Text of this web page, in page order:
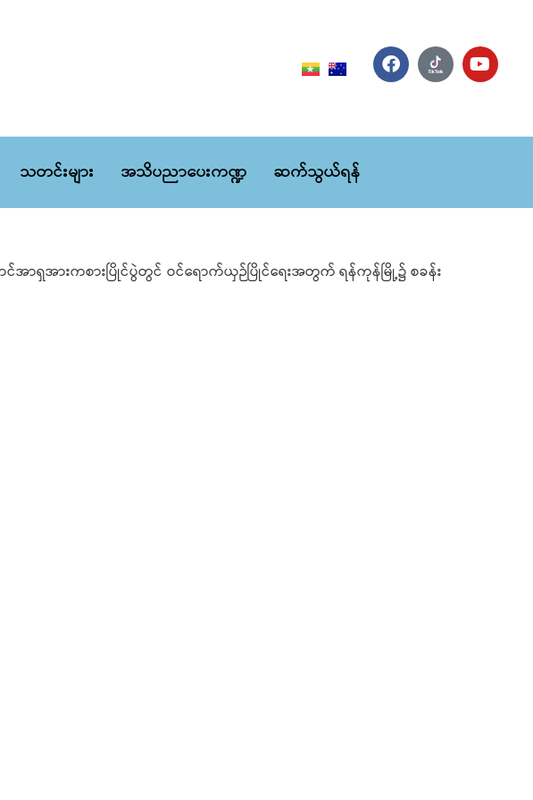
သတင်းများ အသိပညာပေးကဏ္ဍ ဆက်သွယ်ရန်
ာင်အာရှအားကစားပြိုင်ပွဲတွင် ဝင်ရောက်ယှဉ်ပြိုင်ရေးအတွက် ရန်ကုန်မြို့၌ စခန်း